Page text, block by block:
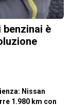
è
Nissan
1.980 km con